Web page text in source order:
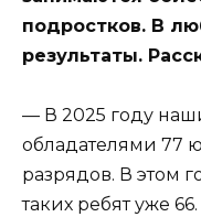
подростков. В
результаты.
— В 2025 году
обладателями 77
разрядов. В этом
таких ребят уже